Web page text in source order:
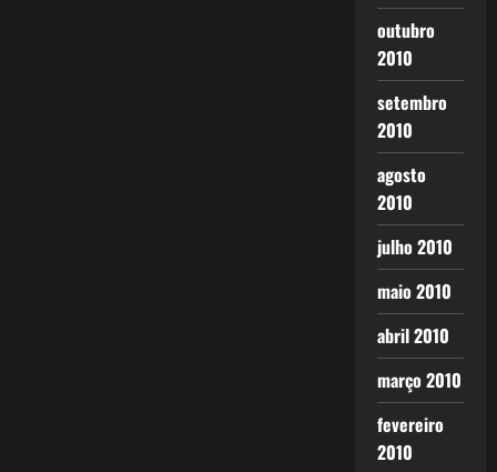
outubro
2010
setembro
2010
agosto
2010
julho 2010
maio 2010
abril 2010
março 2010
fevereiro
2010